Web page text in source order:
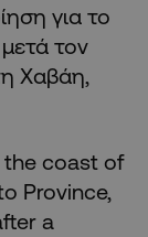
για το
τον
Χαβάη,
the coast of
Province,
a